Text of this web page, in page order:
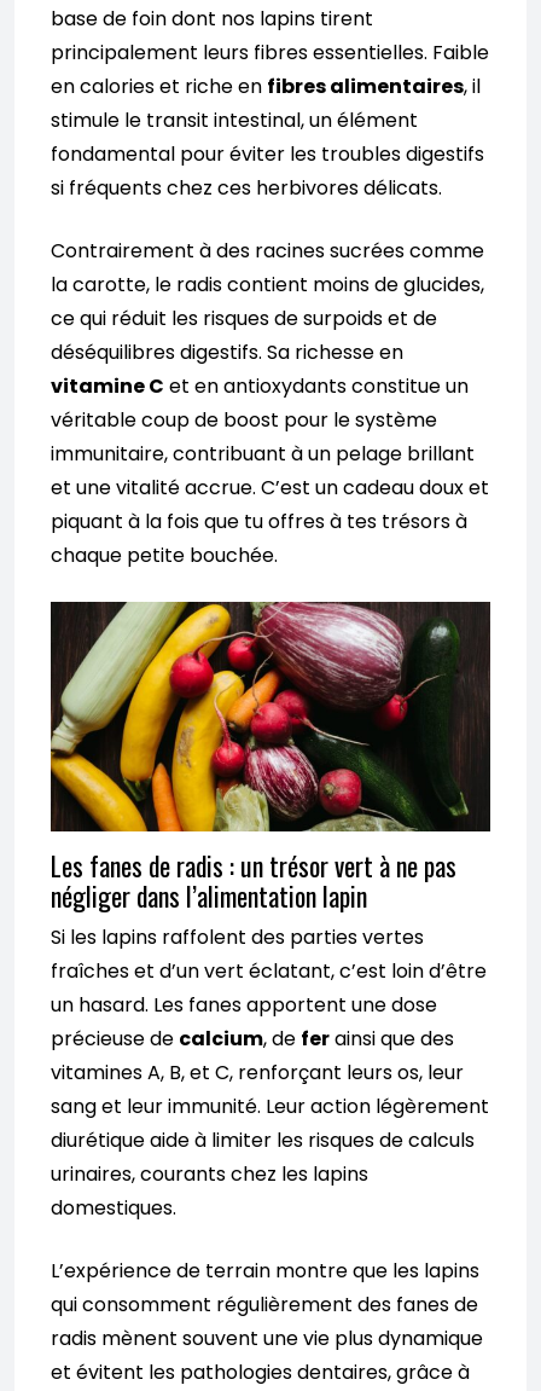
base de foin dont nos lapins tirent
principalement leurs fibres essentielles. Faible
en calories et riche en fibres alimentaires, il
stimule le transit intestinal, un élément
fondamental pour éviter les troubles digestifs
si fréquents chez ces herbivores délicats.
Contrairement à des racines sucrées comme
la carotte, le radis contient moins de glucides,
ce qui réduit les risques de surpoids et de
déséquilibres digestifs. Sa richesse en
vitamine C et en antioxydants constitue un
véritable coup de boost pour le système
immunitaire, contribuant à un pelage brillant
et une vitalité accrue. C’est un cadeau doux et
piquant à la fois que tu offres à tes trésors à
chaque petite bouchée.
Les fanes de radis : un trésor vert à ne pas
négliger dans l’alimentation lapin
Si les lapins raffolent des parties vertes
fraîches et d’un vert éclatant, c’est loin d’être
un hasard. Les fanes apportent une dose
précieuse de calcium, de ferainsi que des
vitamines A, B, et C, renforçant leurs os, leur
sang et leur immunité. Leur action légèrement
diurétique aide à limiter les risques de calculs
urinaires, courants chez les lapins
domestiques.
L’expérience de terrain montre que les lapins
qui consomment régulièrement des fanes de
radis mènent souvent une vie plus dynamique
et évitent les pathologies dentaires, grâce à